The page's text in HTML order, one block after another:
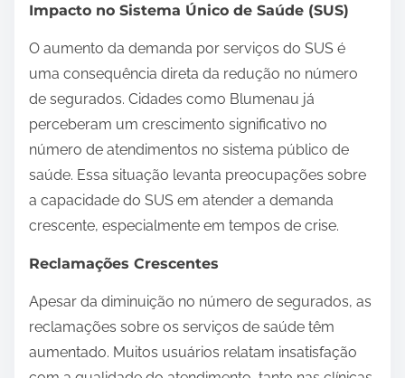
Impacto no Sistema Único de Saúde (SUS)
O aumento da demanda por serviços do SUS é
uma consequência direta da redução no número
de segurados. Cidades como Blumenau já
perceberam um crescimento significativo no
número de atendimentos no sistema público de
saúde. Essa situação levanta preocupações sobre
a capacidade do SUS em atender a demanda
crescente, especialmente em tempos de crise.
Reclamações Crescentes
Apesar da diminuição no número de segurados, as
reclamações sobre os serviços de saúde têm
aumentado. Muitos usuários relatam insatisfação